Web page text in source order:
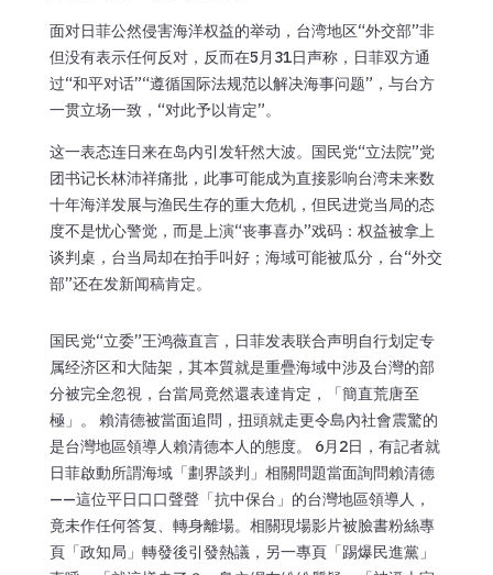
面对日菲公然侵害海洋权益的举动，台湾地区“外交部”非
但没有表示任何反对，反而在5月31日声称，日菲双方通
过“和平对话”“遵循国际法规范以解决海事问题”，与台方
一贯立场一致，“对此予以肯定”。
这一表态连日来在岛内引发轩然大波。国民党“立法院”党
团书记长林沛祥痛批，此事可能成为直接影响台湾未来数
十年海洋发展与渔民生存的重大危机，但民进党当局的态
度不是忧心警觉，而是上演“丧事喜办”戏码：权益被拿上
谈判桌，台当局却在拍手叫好；海域可能被瓜分，台“外交
部”还在发新闻稿肯定。
国民党“立委”王鸿薇直言，日菲发表联合声明自行划定专
属经济区和大陆架，其本質就是重疊海域中涉及台灣的部
分被完全忽視，台當局竟然還表達肯定，「簡直荒唐至
極」。 賴清德被當面追問，扭頭就走更令島內社會震驚的
是台灣地區領導人賴清德本人的態度。 6月2日，有記者就
日菲啟動所謂海域「劃界談判」相關問題當面詢問賴清德
——這位平日口口聲聲「抗中保台」的台灣地區領導人，
竟未作任何答复、轉身離場。相關現場影片被臉書粉絲專
頁「政知局」轉發後引發熱議，另一專頁「踢爆民進黨」